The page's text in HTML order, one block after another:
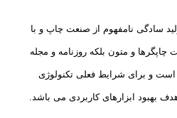
سادگی نامفهوم از صنعت چاپ و با
و متون بلکه روزنامه و مجله
و برای شرایط فعلی تکنولوژی
هدف بهبود ابزارهای کاربردی می باشد.